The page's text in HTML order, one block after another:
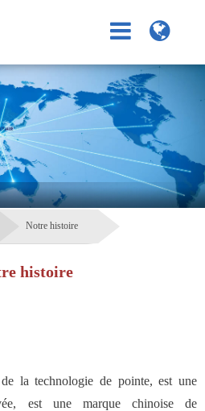
Notre histoire
histoire
la technologie de pointe, est une
est une marque chinoise de